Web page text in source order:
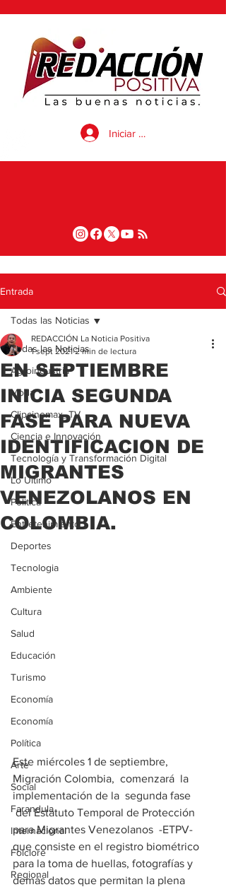
Iniciar sesión
Entrada
Todas las Noticias
Agroindustria
Moda
Clipcinemax_TV
Ciencia e Innovación
Tecnología y Transformación Digital
Lo Ultimo
Politica
Entretenimiento
Deportes
Tecnologia
Ambiente
Cultura
Salud
Educación
Turismo
Economía
Economía
Política
Arte
Social
Farandula
Internacional
Folclore
Regional
Todas las Noticias
EN SEPTIEMBRE
INICIA SEGUNDA
FASE PARA NUEVA
IDENTIFICACION DE
MIGRANTES
VENEZOLANOS EN
COLOMBIA.
REDACCIÓN La Noticia Positiva
1 sept 2021 2 min de lectura
Este miércoles 1 de septiembre,
Migración Colombia,  comenzará  la
implementación de la  segunda fase
del Estatuto Temporal de Protección
para Migrantes Venezolanos  -ETPV-
que consiste en el registro biométrico
para la toma de huellas, fotografías y
demás datos que permitan la plena